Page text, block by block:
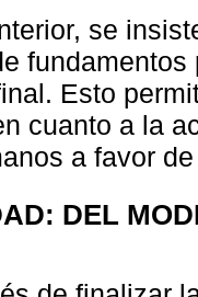
se
Esto
cuanto a la
a favor
DEL